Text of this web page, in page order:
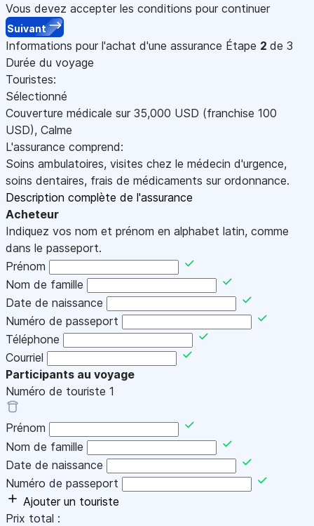
Vous devez accepter les conditions pour continuer
Suivant
Informations pour l'achat d'une assurance Étape 2 de 3
Durée du voyage
Touristes:
Sélectionné
Couverture médicale sur 35,000 USD (franchise 100
USD), Calme
L'assurance comprend:
Soins ambulatoires, visites chez le médecin d'urgence,
soins dentaires, frais de médicaments sur ordonnance.
Description complète de l'assurance
Acheteur
Indiquez vos nom et prénom en alphabet latin, comme
dans le passeport.
Prénom
Nom de famille
Date de naissance
Numéro de passeport
Téléphone
Courriel
Participants au voyage
Numéro de touriste 1
Prénom
Nom de famille
Date de naissance
Numéro de passeport
Ajouter un touriste
Prix total :